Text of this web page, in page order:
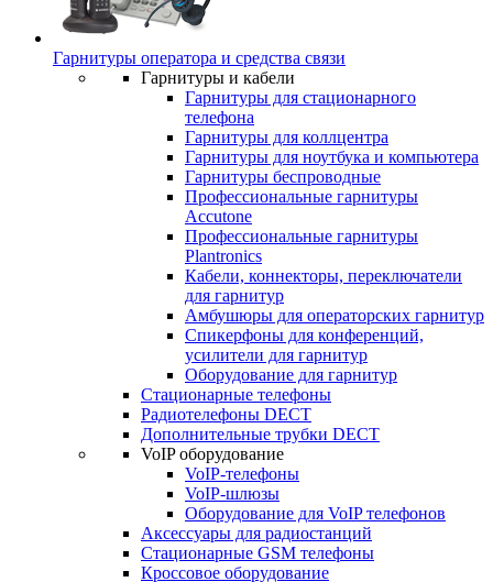
Гарнитуры оператора и средства связи
Гарнитуры и кабели
Гарнитуры для стационарного
телефона
Гарнитуры для коллцентра
Гарнитуры для ноутбука и компьютера
Гарнитуры беспроводные
Профессиональные гарнитуры
Accutone
Профессиональные гарнитуры
Plantronics
Кабели, коннекторы, переключатели
для гарнитур
Амбушюры для операторских гарнитур
Cпикерфоны для конференций,
усилители для гарнитур
Оборудование для гарнитур
Стационарные телефоны
Радиотелефоны DECT
Дополнительные трубки DECT
VoIP оборудование
VoIP-телефоны
VoIP-шлюзы
Оборудование для VoIP телефонов
Аксессуары для радиостанций
Стационарные GSM телефоны
Кроссовое оборудование